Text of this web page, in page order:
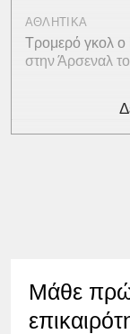
ΑΘΛΗΤΙΚΑ
Τρομερό γκολ ο
στην Άρσεναλ
Μάθε